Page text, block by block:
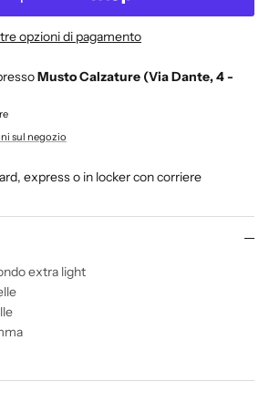
opzioni di pagamento
Musto Calzature (Via Dante, 4 -
sul negozio
express o in locker con corriere
extra light